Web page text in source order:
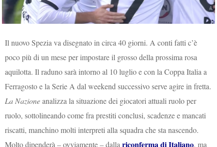
Il nuovo Spezia va disegnato in circa 40 giorni. A conti fatti c’è
poco più di un mese per impostare il grosso della prossima rosa
aquilotta. Il raduno sarà intorno al 10 luglio e con la Coppa Italia a
Ferragosto e la Serie A dal weekend successivo serve agire in fretta.
La Nazioneanalizza la situazione dei giocatori attuali ruolo per
ruolo, sottolineando come fra prestiti conclusi, scadenze e mancati
riscatti, manchino molti interpreti alla squadra che sta nascendo.
Molto dipenderà – ovviamente – dallariconferma di Italiano, ma